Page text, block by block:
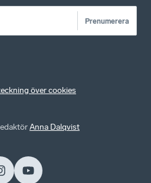
Prenumerera
över cookies
Anna Dalqvist